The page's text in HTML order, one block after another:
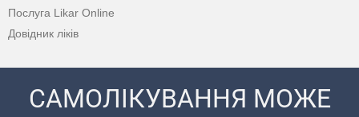
Послуга Likar Online
Довідник ліків
САМОЛІКУВАННЯ МОЖЕ